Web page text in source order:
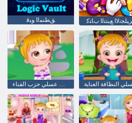
ﻖﻄﻨﻤﻟﺍ ﻮﺒﻗ ﺍ ﻊﺒﺘﺘﻟﺍ ﺏﺎﺘﻛ
طفل عسلي حزب الفناء